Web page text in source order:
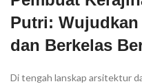
Putri: Wujudkan
dan Berkelas
Di tengah lanskap arsitektur